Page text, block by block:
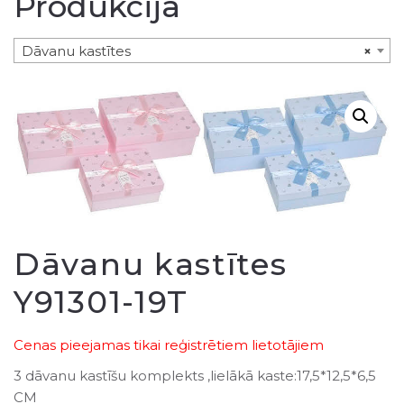
×
Dāvanu kastītes
Dāvanu kastītes
Y91301-19T
Cenas pieejamas tikai reģistrētiem lietotājiem
3 dāvanu kastīšu komplekts ,lielākā kaste:17,5*12,5*6,5
CM